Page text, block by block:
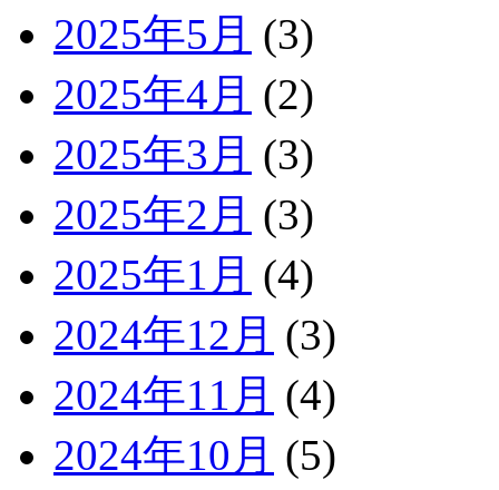
2025年5月 (3)
2025年4月 (2)
2025年3月 (3)
2025年2月 (3)
2025年1月 (4)
2024年12月 (3)
2024年11月 (4)
2024年10月 (5)